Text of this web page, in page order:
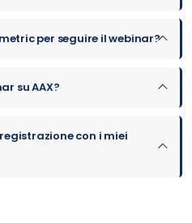
per seguire il webinar?
su AAX?
con i miei